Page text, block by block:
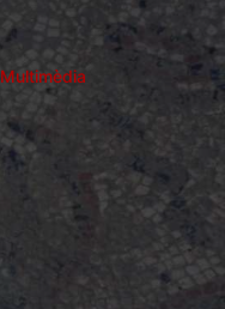
Multimèdia